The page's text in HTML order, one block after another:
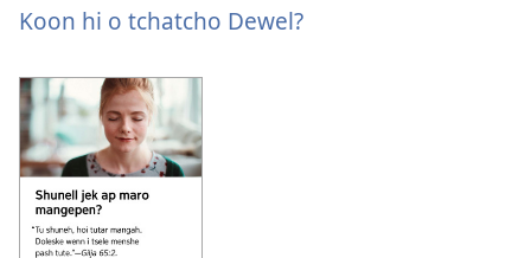
optione
digitaltike
publikatione
Koon
hi
o
tchatcho
Dewel?
Koon
o
tchatcho
Dewel?
Koon hi o tchatcho Dewel?